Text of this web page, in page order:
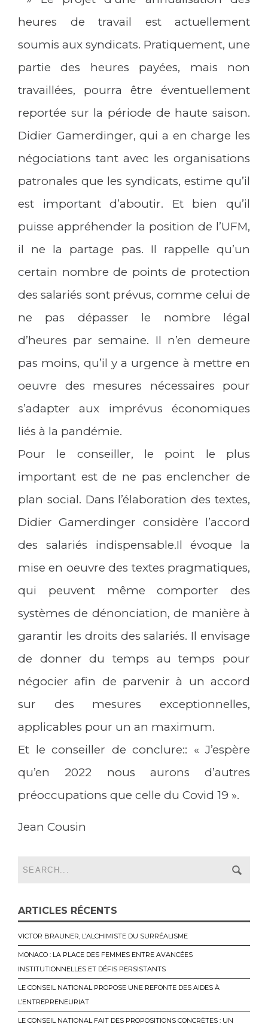
heures de travail est actuellement
soumis aux syndicats. Pratiquement, une
partie des heures payées, mais non
travaillées, pourra être éventuellement
reportée sur la période de haute saison.
Didier Gamerdinger, qui a en charge les
négociations tant avec les organisations
patronales que les syndicats, estime qu’il
est important d’aboutir. Et bien qu’il
puisse appréhender la position de l’UFM,
il ne la partage pas. Il rappelle qu’un
certain nombre de points de protection
des salariés sont prévus, comme celui de
ne pas dépasser le nombre légal
d’heures par semaine. Il n’en demeure
pas moins, qu’il y a urgence à mettre en
oeuvre des mesures nécessaires pour
s’adapter aux imprévus économiques
liés à la pandémie.
Pour le conseiller, le point le plus
important est de ne pas enclencher de
plan social. Dans l’élaboration des textes,
Didier Gamerdinger considère l’accord
des salariés indispensable.Il évoque la
mise en oeuvre des textes pragmatiques,
qui peuvent même comporter des
systèmes de dénonciation, de manière à
garantir les droits des salariés. Il envisage
de donner du temps au temps pour
négocier afin de parvenir à un accord
sur des mesures exceptionnelles,
applicables pour un an maximum.
Et le conseiller de conclure:: « J’espère
qu’en 2022 nous aurons d’autres
préoccupations que celle du Covid 19 ».
Jean Cousin
ARTICLES RÉCENTS
VICTOR BRAUNER, L’ALCHIMISTE DU SURRÉALISME
MONACO : LA PLACE DES FEMMES ENTRE AVANCÉES
INSTITUTIONNELLES ET DÉFIS PERSISTANTS
LE CONSEIL NATIONAL PROPOSE UNE REFONTE DES AIDES À
L’ENTREPRENEURIAT
LE CONSEIL NATIONAL FAIT DES PROPOSITIONS CONCRÈTES : UN